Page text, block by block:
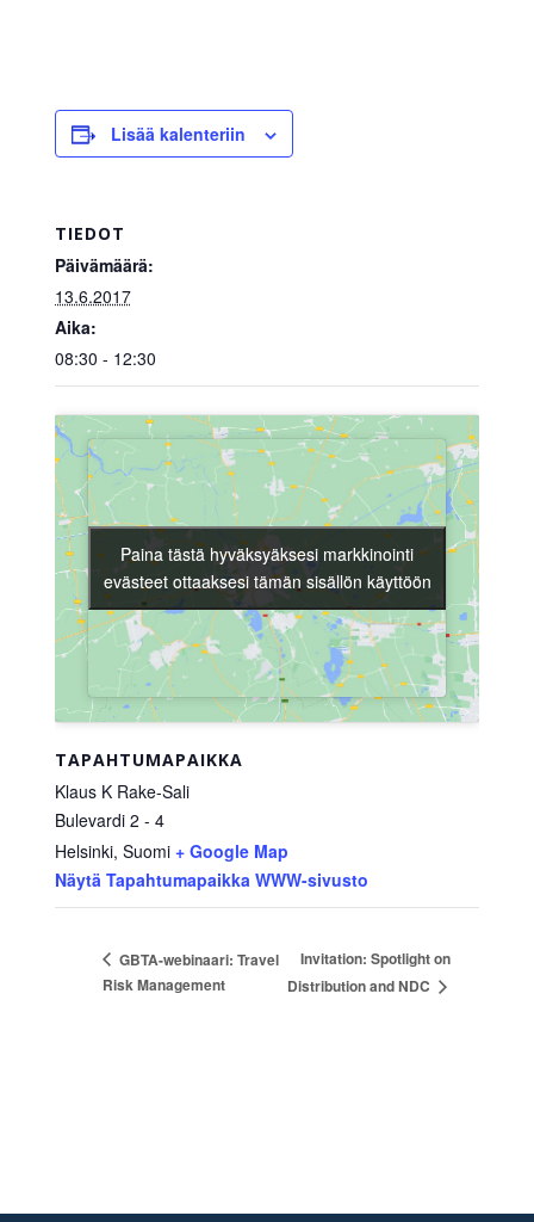
Lisää kalenteriin
TIEDOT
Päivämäärä:
13.6.2017
Aika:
08:30 - 12:30
TAPAHTUMAPAIKKA
Klaus K Rake-Sali
Bulevardi 2 - 4
Helsinki, Suomi + Google Map
Näytä Tapahtumapaikka WWW-sivusto
Paina tästä hyväksyäksesi markkinointi
evästeet ottaaksesi tämän sisällön käyttöön
Paina tästä hyväksyäksesi markkinointi
evästeet ottaaksesi tämän sisällön käyttöön
GBTA-webinaari: Travel
Risk Management
Invitation: Spotlight on
Distribution and NDC